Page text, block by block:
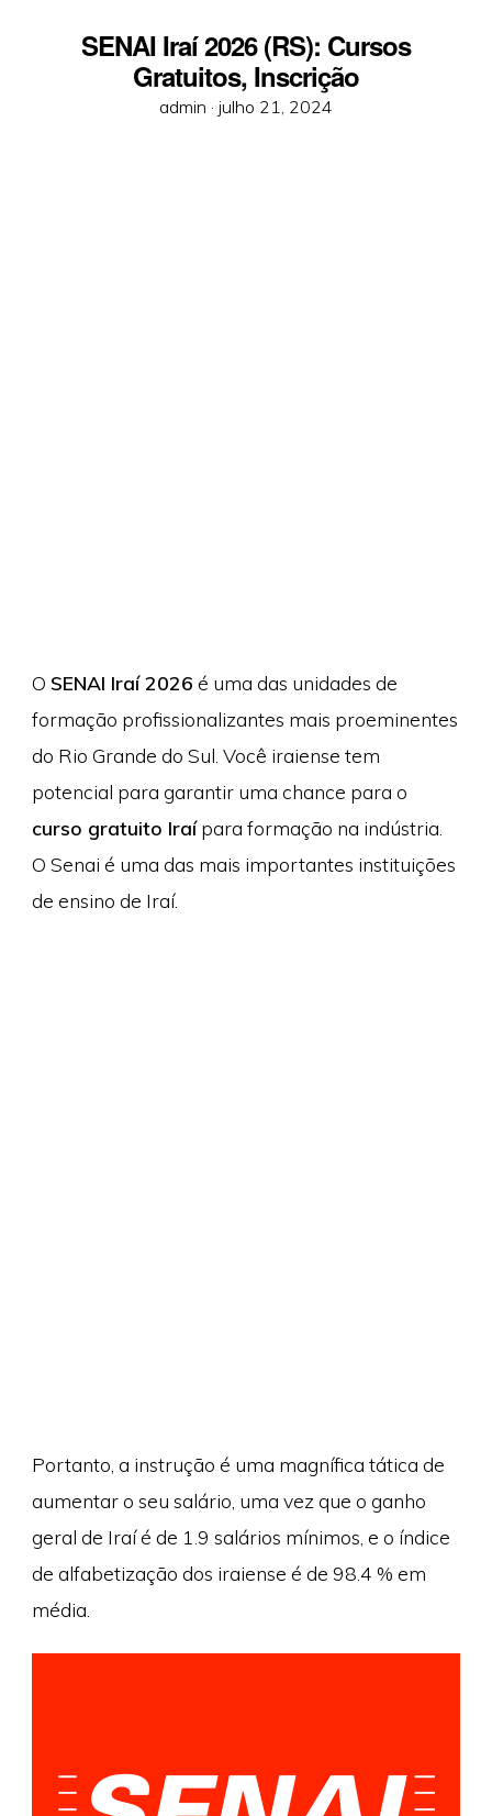
SENAI Iraí 2026 (RS): Cursos
Gratuitos, Inscrição
admin · Posted
julho 21, 2024
O SENAI Iraí 2026 é uma das unidades de
formação profissionalizantes mais proeminentes
do Rio Grande do Sul. Você iraiense tem
potencial para garantir uma chance para o
curso gratuito Iraípara formação na indústria.
O Senai é uma das mais importantes instituições
de ensino de Iraí.
Portanto, a instrução é uma magnífica tática de
aumentar o seu salário, uma vez que o ganho
geral de Iraí é de 1.9 salários mínimos, e o índice
de alfabetização dos iraiense é de 98.4 % em
média.